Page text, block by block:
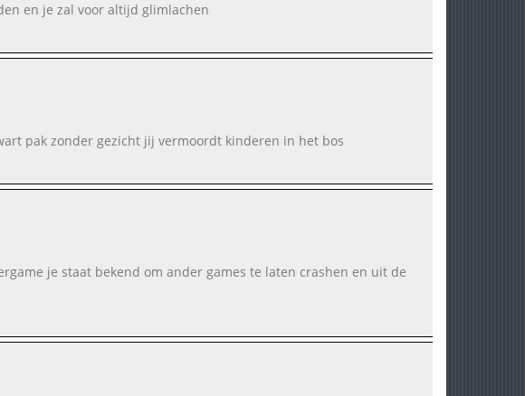
en je zal voor altijd glimlachen
pak zonder gezicht jij vermoordt kinderen in het bos
je staat bekend om ander games te laten crashen en uit de